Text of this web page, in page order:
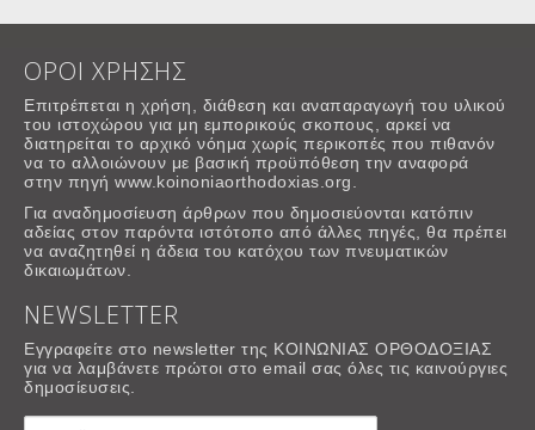
ΟΡΟΙ ΧΡΗΣΗΣ
Επιτρέπεται η χρήση, διάθεση και αναπαραγωγή του υλικού
του ιστοχώρου για μη εμπορικούς σκοπους, αρκεί να
διατηρείται το αρχικό νόημα χωρίς περικοπές που πιθανόν
να το αλλοιώνουν με βασική προϋπόθεση την αναφορά
στην πηγή www.koinoniaorthodoxias.org.
Για αναδημοσίευση άρθρων που δημοσιεύονται κατόπιν
αδείας στον παρόντα ιστότοπο από άλλες πηγές, θα πρέπει
να αναζητηθεί η άδεια του κατόχου των πνευματικών
δικαιωμάτων.
NEWSLETTER
Εγγραφείτε στο newsletter της ΚΟΙΝΩΝΙΑΣ ΟΡΘΟΔΟΞΙΑΣ
για να λαμβάνετε πρώτοι στο email σας όλες τις καινούργιες
δημοσίευσεις.